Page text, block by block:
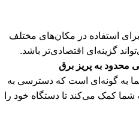
استفاده در مکان‌های مختلف
گزینه‌ای اقتصادی‌تر باشد.
محدود به پریز برق
به گونه‌ای است که دسترسی به
کمک می‌کند تا دستگاه خود را